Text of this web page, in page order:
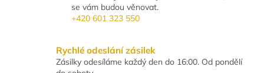
se vám budou věnovat.
+420 601 323 550
Rychlé odeslání zásilek
Zásilky odesíláme každý den do 16:00. Od pondělí